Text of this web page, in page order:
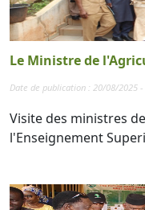
Le Ministre de
Date de publication : 20/08/2025 -
Visite des ministres
l'Enseignement